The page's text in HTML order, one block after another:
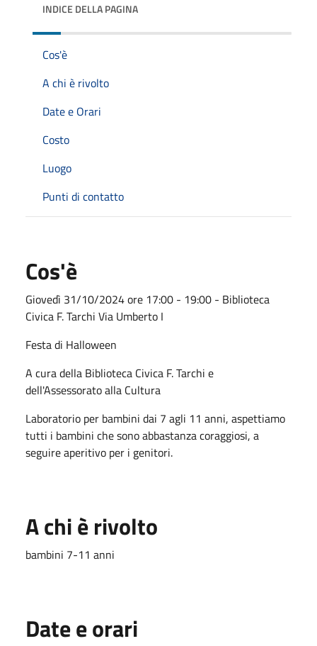
INDICE DELLA PAGINA
Cos'è
A chi è rivolto
Date e Orari
Costo
Luogo
Punti di contatto
Cos'è
Giovedì 31/10/2024 ore 17:00 - 19:00 - Biblioteca
Civica F. Tarchi Via Umberto I
Festa di Halloween
A cura della Biblioteca Civica F. Tarchi e
dell'Assessorato alla Cultura
Laboratorio per bambini dai 7 agli 11 anni, aspettiamo
tutti i bambini che sono abbastanza coraggiosi, a
seguire aperitivo per i genitori.
A chi è rivolto
bambini 7-11 anni
Date e orari